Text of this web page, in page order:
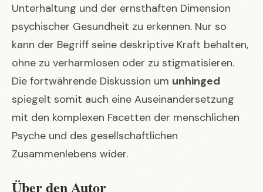
Unterhaltung und der ernsthaften Dimension
psychischer Gesundheit zu erkennen. Nur so
kann der Begriff seine deskriptive Kraft behalten,
ohne zu verharmlosen oder zu stigmatisieren.
Die fortwährende Diskussion um unhinged
spiegelt somit auch eine Auseinandersetzung
mit den komplexen Facetten der menschlichen
Psyche und des gesellschaftlichen
Zusammenlebens wider.
Über den Autor